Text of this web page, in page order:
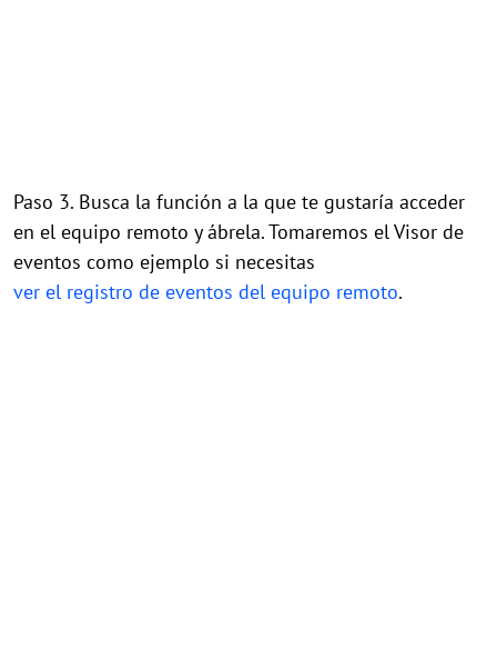
Paso 3. Busca la función a la que te gustaría acceder
en el equipo remoto y ábrela. Tomaremos el Visor de
eventos como ejemplo si necesitas
ver el registro de eventos del equipo remoto.